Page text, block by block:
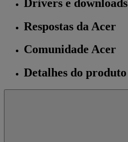
Drivers e downloads
Respostas da Acer
Comunidade Acer
Detalhes do produto